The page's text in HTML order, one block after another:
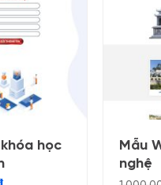
học
Giá
Mẫu
nghệ